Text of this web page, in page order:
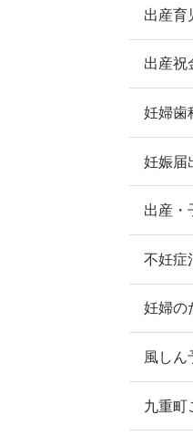
出産育
出産祝
妊婦歯
妊娠届
出産・
不妊症
妊婦の
風しん
九重町